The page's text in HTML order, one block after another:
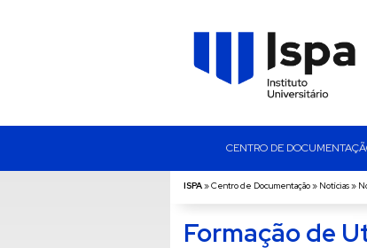
CENTRO DE
ISPA»Centro de Documentação» Notícias»
Formação de